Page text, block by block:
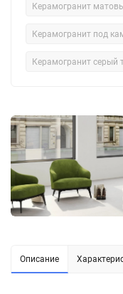
Керамогранит
Керамогранит под
Керамогранит серый
Описание